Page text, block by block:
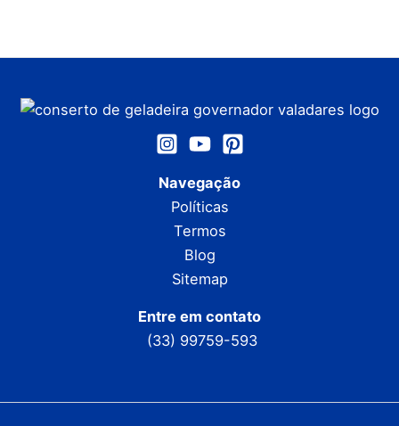
Navegação
Políticas
Termos
Blog
Sitemap
Entre em contato
(33) 99759-593